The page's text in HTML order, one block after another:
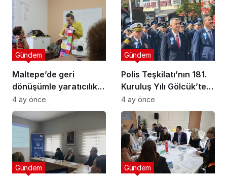
Maltepe’de geri
dönüşümle yaratıcılık
buluştu
Gündem
4 ay önce
Polis Teşkilatı’nın 181.
Kuruluş Yılı Gölcük’te
Törenle Kutlandı
Gündem
4 ay önce
Gündem Gündem